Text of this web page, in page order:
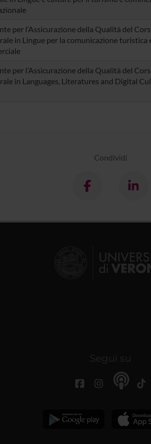
per l’Assicurazione della Qualità del
in Lingue per la comunicazione turistica
per l’Assicurazione della Qualità del
in Languages, Literatures and Digital
Condividi
Segui su